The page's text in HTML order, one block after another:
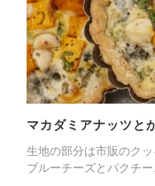
マカダミアナッツと
生地の部分は市販のク
ブルーチーズとパクチ